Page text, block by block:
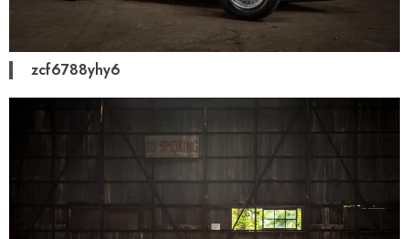
zcf6788yhy6